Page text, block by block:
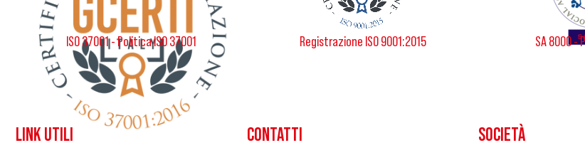
ISO 37001 - Politica ISO 37001 Registrazione ISO 9001:2015 SA 8000 -
LINK UTILI CONTATTI SOCIETÀ